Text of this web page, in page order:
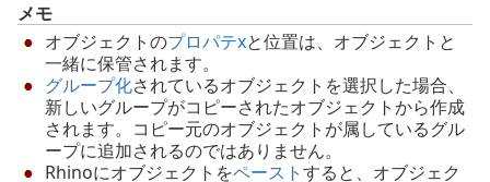
メモ
オブジェクトのプロパテxと位置は、オブジェクトと
一緒に保管されます。
グループ化されているオブジェクトを選択した場合、
新しいグループがコピーされたオブジェクトから作成
されます。コピー元のオブジェクトが属しているグル
ープに追加されるのではありません。
Rhinoにオブジェクトをペーストすると、オブジェク